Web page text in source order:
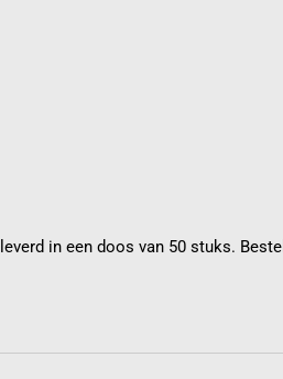
in een doos van 50 stuks. Bestel